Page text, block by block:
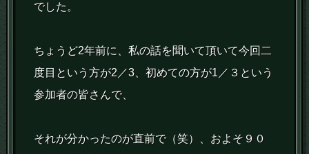
でした。
ちょうど2年前に、私の話を聞いて頂いて今回二
度目という方が2／3、初めての方が1／３という
参加者の皆さんで、
それが分かったのが直前で（笑）、およそ９０